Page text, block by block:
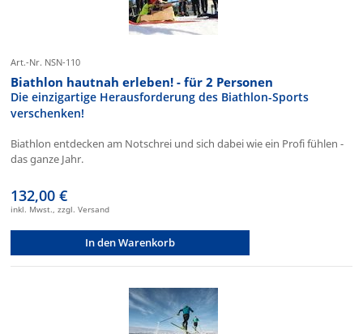
Art.-Nr. NSN-110
Biathlon hautnah erleben! - für 2 Personen
Die einzigartige Herausforderung des Biathlon-Sports
verschenken!
Biathlon entdecken am Notschrei und sich dabei wie ein Profi fühlen -
das ganze Jahr.
132,00 €
inkl. Mwst., zzgl. Versand
In den Warenkorb